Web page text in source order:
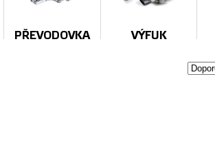
PŘEVODOVKA VÝFUK